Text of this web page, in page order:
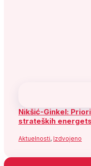
Nikšić-Ginkel:
strateških
Aktuelnosti, Izdvojeno